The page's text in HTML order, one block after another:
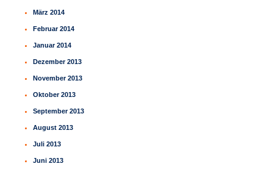
März 2014
Februar 2014
Januar 2014
Dezember 2013
November 2013
Oktober 2013
September 2013
August 2013
Juli 2013
Juni 2013